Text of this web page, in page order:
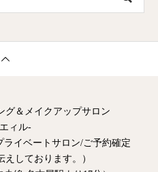
グ＆メイクアップサロン
ィル-
イベートサロン/ご予約確定
しております。）